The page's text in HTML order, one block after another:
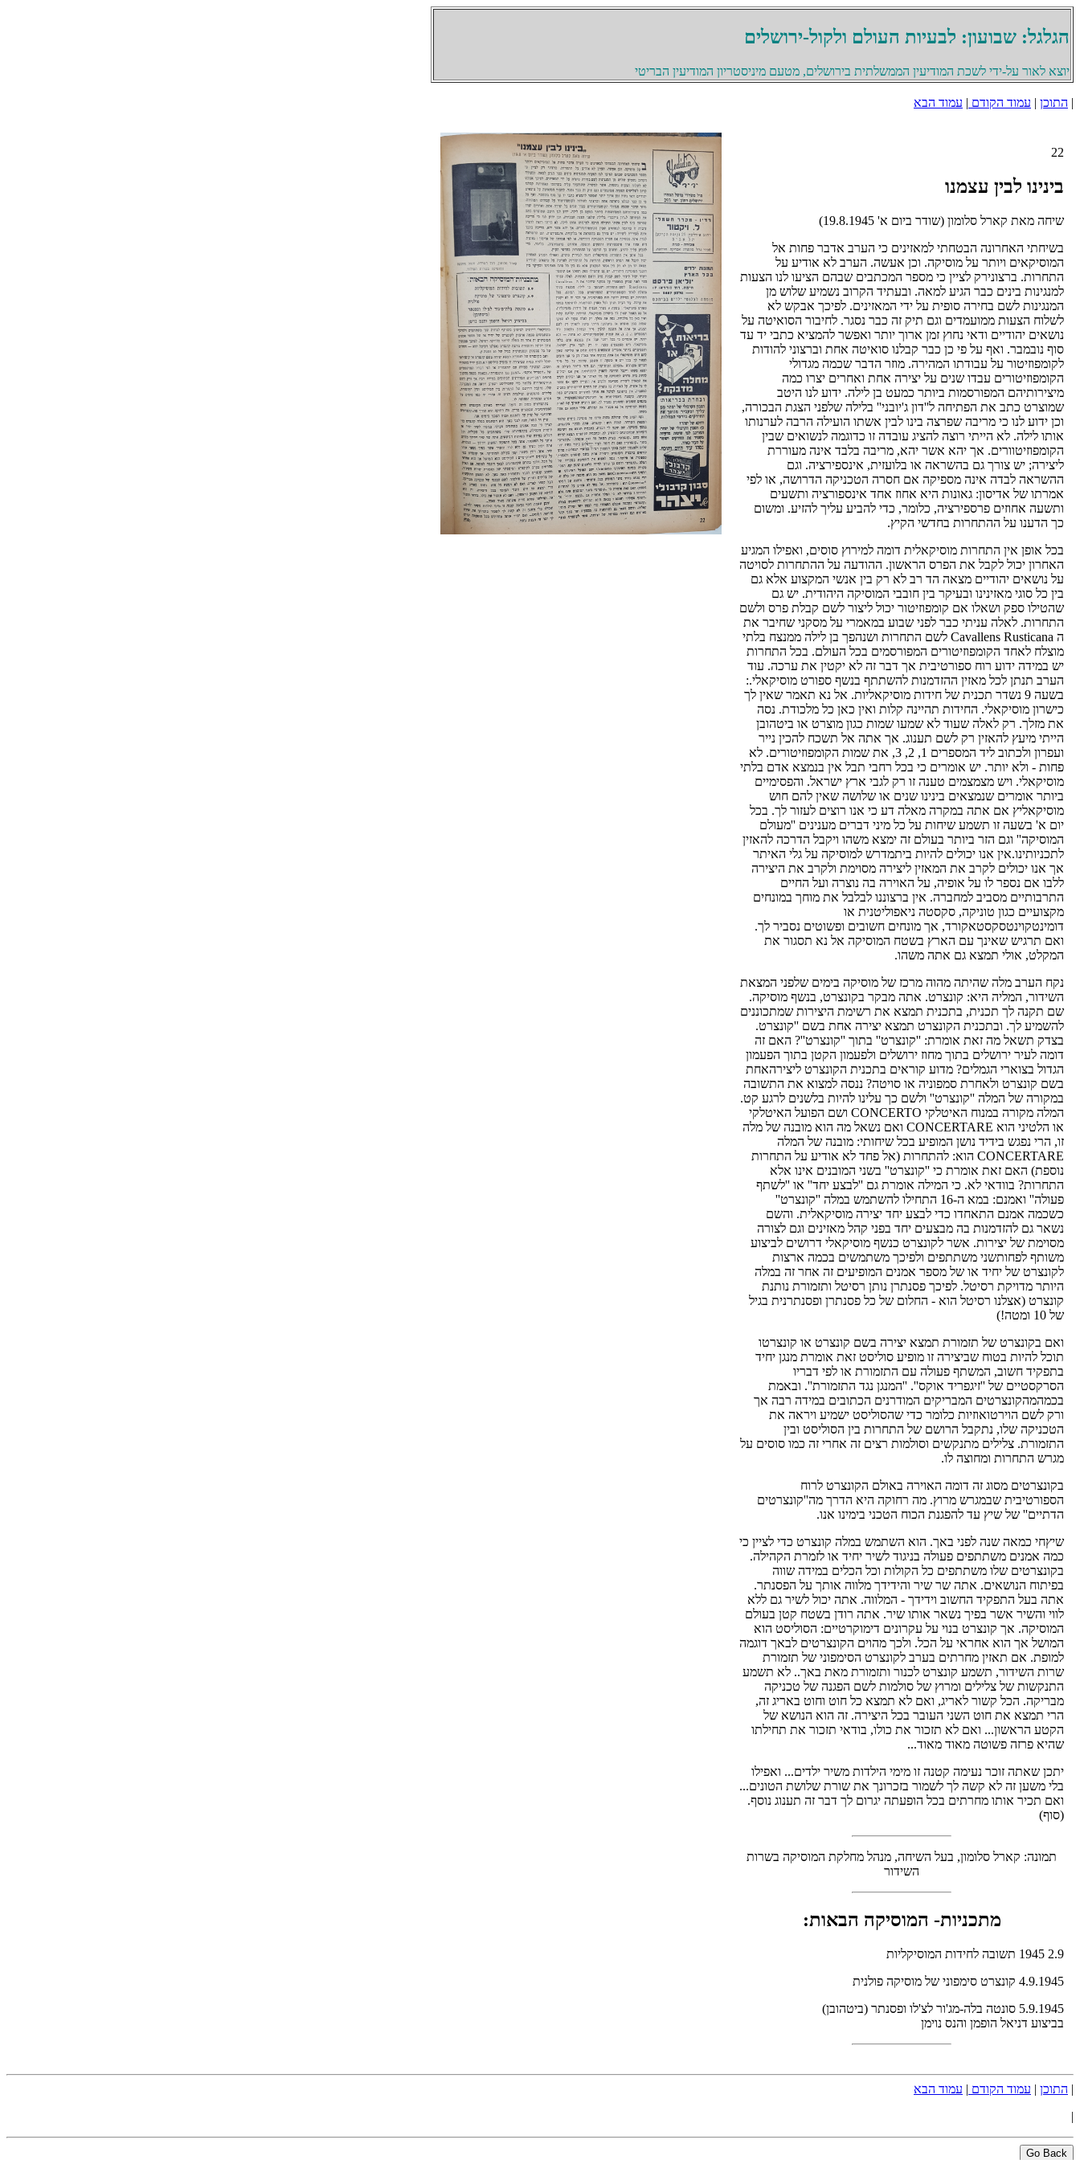
הגלגל: שבועון: לבעיות העולם ולקול-ירושלים
יוצא לאור על-ידי לשכת המודיעין הממשלתית בירושלים, מטעם מיניסטריון המודיעין הבריטי
| התוכן | עמוד הקודם | עמוד הבא
22
בינינו לבין עצמנו
שיחה מאת קארל סלומון (שודר ביום א' 19.8.1945)
בשיחתי האחרונה הבטחתי למאזינים כי הערב אדבר פחות אל
המוסיקאים ויותר על מוסיקה. וכן אעשה. הערב לא אודיע על
התחרות. ברצונירק לציין כי מספר המכתבים שבהם הציעו לנו הצעות
למנגינות בינים כבר הגיע למאה. ובעתיד הקרוב נשמיע שלוש מן
המנגינות לשם בחירה סופית על ידי המאזינים. לפיכך אבקש לא
לשלוח הצעות ממועמדים וגם תיק זה כבר נסגר. לחיבור הסואיטה על
נושאים יהודיים ודאי נחוץ זמן ארוך יותר ואפשר להמציא כתבי יד עד
סוף נובמבר. ואף על פי כן כבר קבלנו סואיטה אחת וברצוני להודות
לקומפוזיטור על עבודתו המהירה. מוזר הדבר שכמה מגדולי
הקומפוזיטורים עבדו שנים על יצירה אחת ואחרים יצרו כמה
מיצירותיהם המפורסמות ביותר כמעט בן לילה. ידוע לנו היטב
שמוצרט כתב את הפתיחה ל''דון ג'יובני'' בלילה שלפני הצגת הבכורה,
וכן ידוע לנו כי מריבה שפרצה בינו לבין אשתו הועילה הרבה לערנותו
אותו לילה. לא הייתי רוצה להציג עובדה זו כדוגמה לנשואים שבין
הקומפוזיטוורים. אך יהא אשר יהא, מריבה בלבד אינה מעוררת
ליצירה; יש צורך גם בהשראה או בלועזית, אינספירציה. וגם
ההשראה לבדה אינה מספיקה אם חסרה הטכניקה הדרושה, או לפי
אמרתו של אדיסון: גאונות היא אחוז אחד אינספורציה ותשעים
ותשעה אחוזים פרספירציה, כלומר, כדי להביע עליך להזיע. ומשום
כך הדענו על ההתחרות בחדשי הקיץ.
בכל אופן אין התחרות מוסיקאלית דומה למירוץ סוסים, ואפילו המגיע
האחרון יכול לקבל את הפרס הראשון. ההודעה על ההתחרות לסויטה
על נושאים יהודיים מצאה הד רב לא רק בין אנשי המקצוע אלא גם
בין כל סוגי מאזינינו ובעיקר בין חובבי המוסיקה היהודית. יש גם
שהטילו ספק ושאלו אם קומפוזיטור יכול ליצור לשם קבלת פרס ולשם
התחרות. לאלה עניתי כבר לפני שבוע במאמרי על מסקני שחיבר את
ה Cavallens Rusticana לשם התחרות ושנהפך בן לילה ממנצח בלתי
מוצלח לאחד הקומפוזיטורים המפורסמים בכל העולם. בכל התחרות
יש במידה ידוע רוח ספורטיבית אך דבר זה לא יקטין את ערכה. עוד
הערב תנתן לכל מאזין ההזדמנות להשתתף בנשף ספורט מוסיקאלי.:
בשעה 9 נשדר תכנית של חידות מוסיקאליות. אל נא תאמר שאין לך
כישרון מוסיקאלי. החידות תהיינה קלות ואין כאן כל מלכודת. נסה
את מזלך. רק לאלה שעוד לא שמעו שמות כגון מוצרט או ביטהובן
הייתי מיעץ להאזין רק לשם תענוג. אך אתה אל תשכח להכין נייר
ועפרון ולכתוב ליד המספרים 1, 2, 3, את שמות הקומפוזיטורים. לא
פחות - ולא יותר. יש אומרים כי בכל רחבי תבל אין בנמצא אדם בלתי
מוסיקאלי. ויש מצמצמים טענה זו רק לגבי ארץ ישראל. והפסימיים
ביותר אומרים שנמצאים בינינו שנים או שלושה שאין להם חוש
מוסיקאליץ אם אתה במקרה מאלה דע כי אנו רוצים לעזור לך. בכל
יום א' בשעה זו תשמע שיחות על כל מיני דברים מענינים ''מעולם
המוסיקה'' וגם הזר ביותר בעולם זה ימצא משהו ויקבל הדרכה להאזין
לתכניותינו.אין אנו יכולים להיות ביתמדרש למוסיקה על גלי האיתר
אך אנו יכולים לקרב את המאזין ליצירה מסוימת ולקרב את היצירה
ללבו אם נספר לו על אופיה, על האוירה בה נוצרה ועל החיים
התרבותיים מסביב למחברה. אין ברצוננו לבלבל את מוחך במונחים
מקצועיים כגון טוניקה, סקסטה ניאפוליטנית או
דומינטקוינטסקסטאקורד, אך מונחים חשובים ופשוטים נסביר לך.
ואם תרגיש שאינך עם הארץ בשטח המוסיקה אל נא תסגור את
המקלט, אולי תמצא גם אתה משהו.
נקח הערב מלה שהיתה מהוה מרכז של מוסיקה בימים שלפני המצאת
השידור, המליה היא: קונצרט. אתה מבקר בקונצרט, בנשף מוסיקה.
שם תקנה לך תכנית, בתכנית תמצא את רשימת היצירות שמתכוננים
להשמיע לך. ובתכנית הקונצרט תמצא יצירה אחת בשם ''קונצרט.
בצדק תשאל מה זאת אומרת: ''קונצרט'' בתוך ''קונצרט''? האם זה
דומה לעיר ירושלים בתוך מחוז ירושלים ולפעמון הקטן בתוך הפעמון
הגדול בצוארי הגמלים? מדוע קוראים בתכנית הקונצרט ליצירהאחת
בשם קונצרט ולאחרת סמפוניה או סויטה? ננסה למצוא את התשובה
במקורה של המלה ''קונצרט'' ולשם כך עלינו להיות בלשנים לרגע קט.
המלה מקורה במנוח האיטלקי CONCERTO ושם הפועל האיטלקי
או הלטיני הוא CONCERTARE ואם נשאל מה הוא מובנה של מלה
זו, הרי נפגש בידיד נושן המופיע בכל שיחותי: מובנה של המלה
CONCERTARE הוא: להתחרות (אל פחד לא אודיע על התחרות
נוספת) האם זאת אומרת כי ''קונצרט'' בשני המובנים אינו אלא
התחרות? בוודאי לא. כי המילה אומרת גם ''לבצע יחד'' או ''לשתף
פעולה'' ואמנם: במא ה-16 התחילו להשתמש במלה ''קונצרט''
כשכמה אמנם התאחדו כדי לבצע יחד יצירה מוסיקאלית. והשם
נשאר גם להזדמנות בה מבצעים יחד בפני קהל מאזינים וגם לצורה
מסוימת של יצירות. אשר לקונצרט כנשף מוסיקאלי דרושים לביצוע
משותף לפחותשני משתתפים ולפיכך משתמשים בכמה ארצות
לקונצרט של יחיד או של מספר אמנים המופיעים זה אחר זה במלה
היותר מדויקת רסיטל. לפיכך פסנתרן נותן רסיטל ותזמורת נותנת
קונצרט (אצלנו רסיטל הוא - החלום של כל פסנתרן ופסנתרנית בגיל
של 10 ומטה!)
ואם בקונצרט של תזמורת תמצא יצירה בשם קונצרט או קונצרטו
תוכל להיות בטוח שביצירה זו מופיע סוליסט זאת אומרת מנגן יחיד
בתפקיד חשוב, המשתף פעולה עם התזמורת או לפי דבריו
הסרקסטיים של ''זיגפריד אוקס''. ''המנגן נגד התזמורת''. ובאמת
בכמהמהקונצרטים המבריקים המודרנים הכתובים במידה רבה אך
ורק לשם הוירטואוזיות כלומר כדי שהסוליסט ישמיע ויראה את
הטכניקה שלו, נתקבל הרושם של התחרות בין הסוליסט ובין
התזמורת. צלילים מתנקשים וסולמות רצים זה אחרי זה כמו סוסים על
מגרש התחרות ומחוצה לו.
בקונצרטים מסוג זה דומה האוירה באולם הקונצרט לרוח
הספורטיבית שבמגרש מרוץ. מה רחוקה היא הדרך מה''קונצרטים
הדתיים'' של שיץ עד להפגנת הכוח הטכני בימינו אנו.
שיץחי כמאה שנה לפני באך. הוא השתמש במלה קונצרט כדי לציין כי
כמה אמנים משתתפים פעולה בניגוד לשיר יחיד או לזמרת הקהילה.
בקונצרטים שלו משתתפים כל הקולות וכל הכלים במידה שווה
בפיתוח הנושאים. אתה שר שיר והידידך מלווה אותך על הפסנתר.
אתה בעל התפקיד החשוב וידידך - המלווה. אתה יכול לשיר גם ללא
לווי והשיר אשר בפיך נשאר אותו שיר. אתה רודן בשטח קטן בעולם
המוסיקה. אך קונצרט בנוי על עקרונים דימוקרטיים: הסוליסט הוא
המושל אך הוא אחראי על הכל. ולכך מהוים הקונצרטים לבאך דוגמה
למופת. אם תאזין מחרתים בערב לקונצרט הסימפוני של תזמורת
שרות השידור, תשמע קונצרט לכנור ותזמורת מאת באך.. לא תשמע
התנקשות של צלילים ומרוץ של סולמות לשם הפגנה של טכניקה
מבריקה. הכל קשור לאריג, ואם לא תמצא כל חוט וחוט באריג זה,
הרי תמצא את חוט השני העובר בכל היצירה. זה הוא הנושא של
הקטע הראשון... ואם לא תזכור את כולו, בודאי תזכור את תחילתו
שהיא פרזה פשוטה מאוד מאוד...
יתכן שאתה זוכר נעימה קטנה זו מימי הילדות משיר ילדים... ואפילו
בלי משען זה לא קשה לך לשמור בזכרונך את שורת שלושת הטונים...
ואם תכיר אותו מחרתים בכל הופעתה יגרום לך דבר זה תענוג נוסף.
(סוף)
תמונה: קארל סלומון, בעל השיחה, מנהל מחלקת המוסיקה בשרות
השידור
מתכניות- המוסיקה הבאות:
2.9 1945 תשובה לחידות המוסיקליות
4.9.1945 קונצרט סימפוני של מוסיקה פולנית
5.9.1945 סונטה בלה-מג'ור לצ'לו ופסנתר (ביטהובן)
בביצוע דניאל הופמן והנס נוימן
| התוכן | עמוד הקודם | עמוד הבא
|
Go Back